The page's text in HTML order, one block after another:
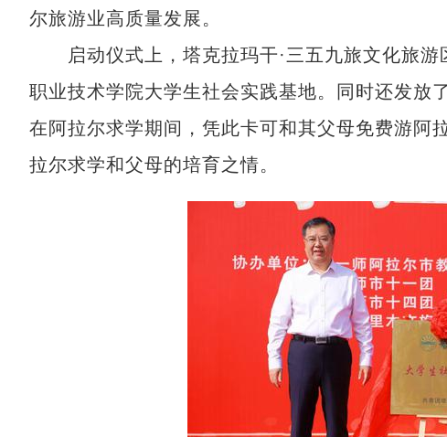
尔旅游业高质量发展。
启动仪式上， 塔克拉玛干·三五九旅文化旅
职业技术学院大学生社会实践基地。同时还发放
在阿拉尔求学期间，凭此卡可和其父母免费游阿
拉尔求学和父母的培育之情。